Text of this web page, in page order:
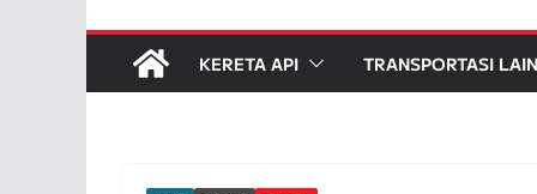
KERETA API TRANSPORTASI LAIN